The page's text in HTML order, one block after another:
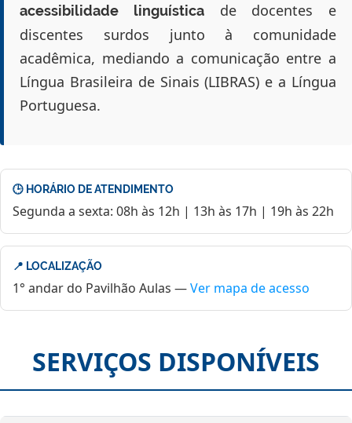
acessibilidade linguísticade docentes e
discentes surdos junto à comunidade
acadêmica, mediando a comunicação entre a
Língua Brasileira de Sinais (LIBRAS) e a Língua
Portuguesa.
🕒 HORÁRIO DE ATENDIMENTO
Segunda a sexta: 08h às 12h | 13h às 17h | 19h às 22h
📍 LOCALIZAÇÃO
1° andar do Pavilhão Aulas —Ver mapa de acesso
SERVIÇOS DISPONÍVEIS